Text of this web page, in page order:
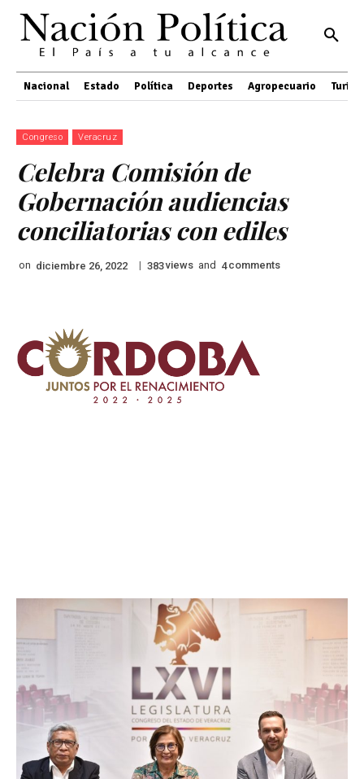
Nacional Estado Política Deportes Agropecuario
Congreso Veracruz
Celebra Comisión de
Gobernación audiencias
conciliatorias con ediles
on diciembre 26, 2022 | 383views and 4 comments